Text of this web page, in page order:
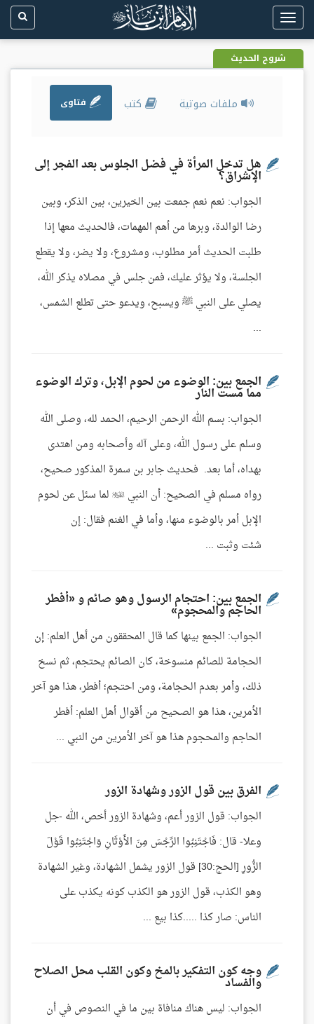
Toggle
navigation
شروح الحديث
ملفات صوتية كتب فتاوى
هل تدخل المرأة في فضل الجلوس بعد الفجر إلى
الإشراق؟
الجواب: نعم نعم جمعت بين الخيرين، بين الذكر، وبين
رضا الوالدة، وبرها من أهم المهمات، فالحديث معها إذا
طلبت الحديث أمر مطلوب، ومشروع، ولا يضر، ولا يقطع
الجلسة، ولا يؤثر عليك، فمن جلس في مصلاه يذكر الله،
يصلي على النبي ﷺ ويسبح، ويدعو حتى تطلع الشمس،
...
الجمع بين: الوضوء من لحوم الإبل، وترك الوضوء
مما مست النار
الجواب: بسم الله الرحمن الرحيم، الحمد لله، وصلى الله
وسلم على رسول الله، وعلى آله وأصحابه ومن اهتدى
بهداه، أما بعد. فحديث جابر بن سمرة المذكور صحيح،
رواه مسلم في الصحيح: أن النبي  لما سئل عن لحوم
الإبل أمر بالوضوء منها، وأما في الغنم فقال: إن
شئت وثبت ...
الجمع بين: احتجام الرسول وهو صائم و «أفطر
الحاجم والمحجوم»
الجواب: الجمع بينها كما قال المحققون من أهل العلم: إن
الحجامة للصائم منسوخة، كان الصائم يحتجم، ثم نسخ
ذلك، وأمر بعدم الحجامة، ومن احتجم؛ أفطر، هذا هو آخر
الأمرين، هذا هو الصحيح من أقوال أهل العلم: أفطر
الحاجم والمحجوم هذا هو آخر الأمرين من النبي ...
الفرق بين قول الزور وشهادة الزور
الجواب: قول الزور أعم، وشهادة الزور أخص، الله -جل
وعلا- قال: فَاجْتَنِبُوا الرِّجْسَ مِنَ الأَوْثَانِ وَاجْتَنِبُوا قَوْلَ
الزُّورِ [الحج:30] قول الزور يشمل الشهادة، وغير الشهادة
وهو الكذب، قول الزور هو الكذب كونه يكذب على
الناس: صار كذا .....كذا بيع ...
وجه كون التفكير بالمخ وكون القلب محل الصلاح
والفساد
الجواب: ليس هناك منافاة بين ما في النصوص في أن